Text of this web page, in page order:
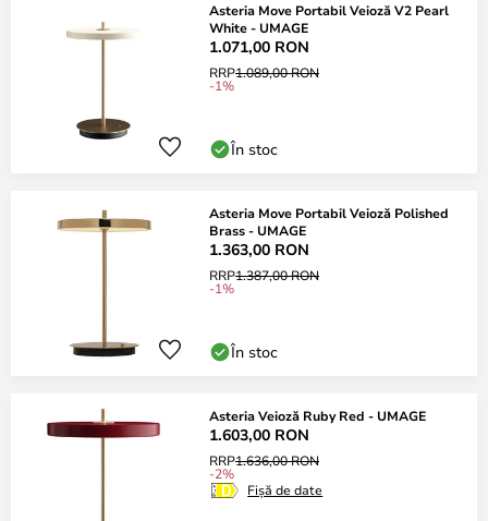
Asteria Move Portabil Veioză V2 Pearl
White - UMAGE
1.071,00 RON
RRP1.089,00 RON
-1%
În stoc
Asteria Move Portabil Veioză Polished
Brass - UMAGE
1.363,00 RON
RRP1.387,00 RON
-1%
În stoc
Asteria Veioză Ruby Red - UMAGE
1.603,00 RON
RRP1.636,00 RON
-2%
Fișă de date